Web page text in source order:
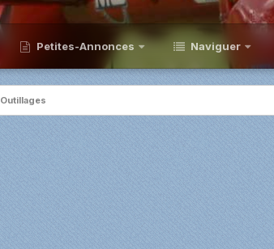
Petites-Annonces Naviguer
Outillages